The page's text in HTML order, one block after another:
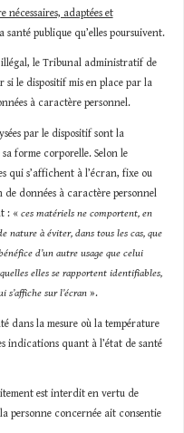
nécessaires, adaptées et
publique qu’elles poursuivent.
le Tribunal administratif de
si le dispositif mis en place par la
à caractère personnel.
par le dispositif sont la
forme corporelle. Selon le
qui s’affichent à l’écran, fixe ou
de données à caractère personnel
: « ces matériels ne comportent, en
nature à éviter, dans tous les cas, que
d’un autre usage que celui
elles se rapportent identifiables,
sur l’écran».
dans la mesure où la température
indications quant à l’état de santé
est interdit en vertu de
personne concernée ait consentie